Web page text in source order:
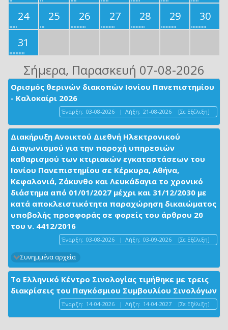
24
25 26 27 28 29
30
31
Σήμερα, Παρασκευή 07-08-2026
Ορισμός θερινών διακοπών Ιονίου Πανεπιστημίου
- Καλοκαίρι 2026
Έναρξη: 03-08-2026 | Λήξη: 21-08-2026 [Σε Εξέλιξη]
Διακήρυξη Ανοικτού Διεθνή Ηλεκτρονικού
Διαγωνισμού για την παροχή υπηρεσιών
καθαρισμού των κτιριακών εγκαταστάσεων του
Ιονίου Πανεπιστημίου σε Κέρκυρα, Αθήνα,
Κεφαλονιά, Ζάκυνθο και Λευκάδαγια το χρονικό
διάστημα από 01/01/2027 μέχρι και 31/12/2030 με
κατά αποκλειστικότητα παραχώρηση δικαιώματος
υποβολής προσφοράς σε φορείς του άρθρου 20
του ν. 4412/2016
Έναρξη: 03-08-2026 | Λήξη: 03-09-2026 [Σε Εξέλιξη]
Συνημμένα αρχεία
Το Ελληνικό Κέντρο Σινολογίας τιμήθηκε με τρεις
διακρίσεις του Παγκόσμιου Συμβουλίου Σινολόγων
Έναρξη: 14-04-2026 | Λήξη: 14-04-2027 [Σε Εξέλιξη]